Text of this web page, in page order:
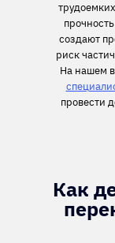
создают
риск
На нашем
провести
Как